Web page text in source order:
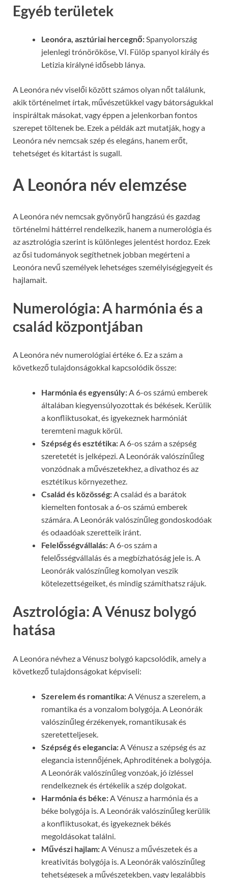
Egyéb területek
Leonóra, asztúriai hercegnő:Spanyolország
jelenlegi trónörököse, VI. Fülöp spanyol király és
Letizia királyné idősebb lánya.
A Leonóra név viselői között számos olyan nőt találunk,
akik történelmet írtak, művészetükkel vagy bátorságukkal
inspiráltak másokat, vagy éppen a jelenkorban fontos
szerepet töltenek be. Ezek a példák azt mutatják, hogy a
Leonóra név nemcsak szép és elegáns, hanem erőt,
tehetséget és kitartást is sugall.
A Leonóra név elemzése
A Leonóra név nemcsak gyönyörű hangzású és gazdag
történelmi háttérrel rendelkezik, hanem a numerológia és
az asztrológia szerint is különleges jelentést hordoz. Ezek
az ősi tudományok segíthetnek jobban megérteni a
Leonóra nevű személyek lehetséges személyiségjegyeit és
hajlamait.
Numerológia: A harmónia és a
család központjában
A Leonóra név numerológiai értéke 6. Ez a szám a
következő tulajdonságokkal kapcsolódik össze:
Harmónia és egyensúly:A 6-os számú emberek
általában kiegyensúlyozottak és békések. Kerülik
a konfliktusokat, és igyekeznek harmóniát
teremteni maguk körül.
Szépség és esztétika:A 6-os szám a szépség
szeretetét is jelképezi. A Leonórák valószínűleg
vonzódnak a művészetekhez, a divathoz és az
esztétikus környezethez.
Család és közösség:A család és a barátok
kiemelten fontosak a 6-os számú emberek
számára. A Leonórák valószínűleg gondoskodóak
és odaadóak szeretteik iránt.
Felelősségvállalás:A 6-os szám a
felelősségvállalás és a megbízhatóság jele is. A
Leonórák valószínűleg komolyan veszik
kötelezettségeiket, és mindig számíthatsz rájuk.
Asztrológia: A Vénusz bolygó
hatása
A Leonóra névhez a Vénusz bolygó kapcsolódik, amely a
következő tulajdonságokat képviseli:
Szerelem és romantika: A Vénusz a szerelem, a
romantika és a vonzalom bolygója. A Leonórák
valószínűleg érzékenyek, romantikusak és
szeretetteljesek.
Szépség és elegancia: A Vénusz a szépség és az
elegancia istennőjének, Aphroditének a bolygója.
A Leonórák valószínűleg vonzóak, jó ízléssel
rendelkeznek és értékelik a szép dolgokat.
Harmónia és béke: A Vénusz a harmónia és a
béke bolygója is. A Leonórák valószínűleg kerülik
a konfliktusokat, és igyekeznek békés
megoldásokat találni.
Művészi hajlam: A Vénusz a művészetek és a
kreativitás bolygója is. A Leonórák valószínűleg
tehetségesek a művészetekben, vagy legalábbis